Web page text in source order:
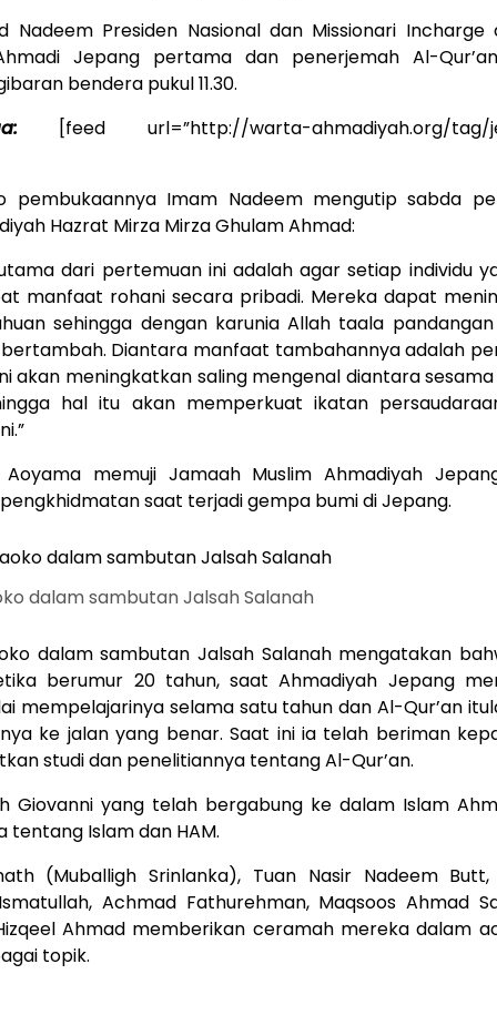
Nadeem Presiden Nasional dan Missionari Incharge
Jepang pertama dan penerjemah Al-
bendera pukul 11.30.
[feed url=”http://warta-ahmadiyah.org/tag/
pembukaannya Imam Nadeem mengutip sabda
Hazrat Mirza Mirza Ghulam Ahmad:
dari pertemuan ini adalah agar setiap individu
manfaat rohani secara pribadi. Mereka dapat
sehingga dengan karunia Allah taala
Diantara manfaat tambahannya adalah
akan meningkatkan saling mengenal diantara
hal itu akan memperkuat ikatan
Aoyama memuji Jamaah Muslim Ahmadiyah
saat terjadi gempa bumi di Jepang.
dalam sambutan Jalsah Salanah
dalam sambutan Jalsah Salanah mengatakan
berumur 20 tahun, saat Ahmadiyah Jepang
mempelajarinya selama satu tahun dan Al-Qur’an
ke jalan yang benar. Saat ini ia telah beriman
studi dan penelitiannya tentang Al-Qur’an.
Giovanni yang telah bergabung ke dalam Islam
tentang Islam dan HAM.
(Muballigh Srinlanka), Tuan Nasir Nadeem Butt,
Achmad Fathurehman, Maqsoos Ahmad
Ahmad memberikan ceramah mereka dalam
topik.